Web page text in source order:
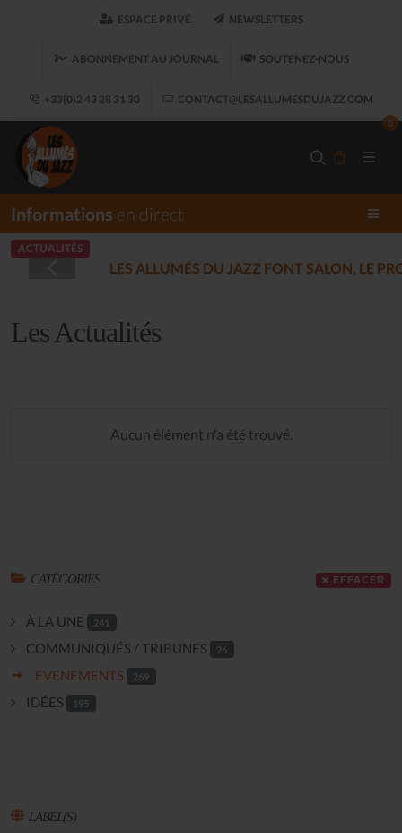
ESPACE PRIVÉ NEWSLETTERS
ABONNEMENT AU JOURNAL SOUTENEZ-NOUS
+33(0)2 43 28 31 30 CONTACT@LESALLUMESDUJAZZ.COM
0
Informations en direct
ACTUALITÉS
LES ALLUMÉS DU JAZZ FONT SALON, LE
Les Actualités
Aucun élément n'a été trouvé.
CATÉGORIES EFFACER
À LA UNE 241
COMMUNIQUÉS / TRIBUNES 26
EVENEMENTS 269
IDÉES 195
LABEL(S)